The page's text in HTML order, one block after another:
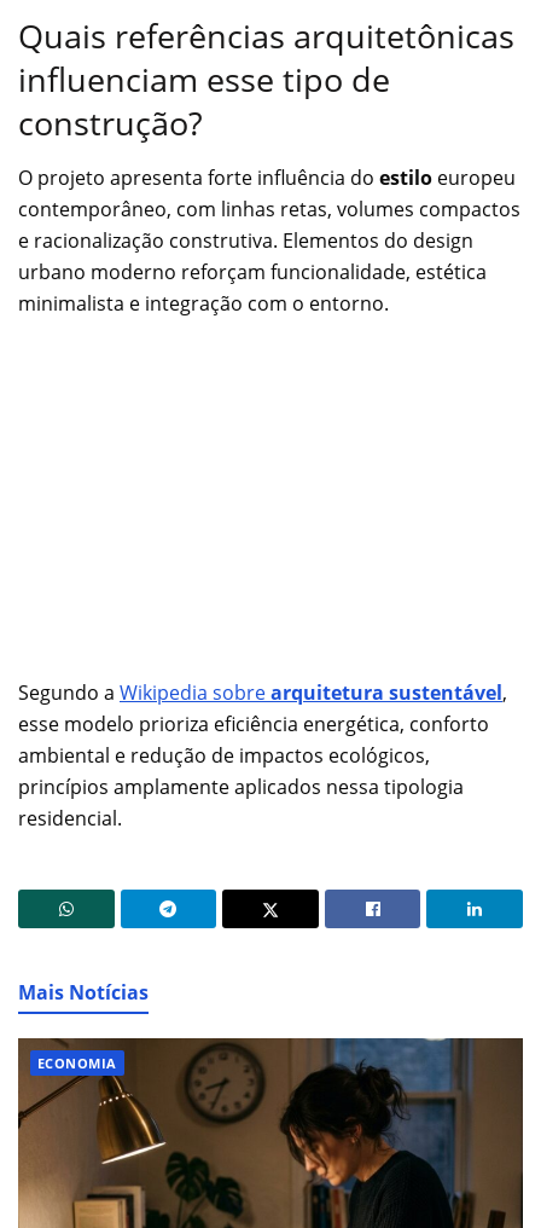
Quais referências arquitetônicas
influenciam esse tipo de
construção?
O projeto apresenta forte influência do estilo europeu
contemporâneo, com linhas retas, volumes compactos
e racionalização construtiva. Elementos do design
urbano moderno reforçam funcionalidade, estética
minimalista e integração com o entorno.
Segundo a Wikipedia sobrearquitetura sustentável,
esse modelo prioriza eficiência energética, conforto
ambiental e redução de impactos ecológicos,
princípios amplamente aplicados nessa tipologia
residencial.
Mais Notícias
ECONOMIA